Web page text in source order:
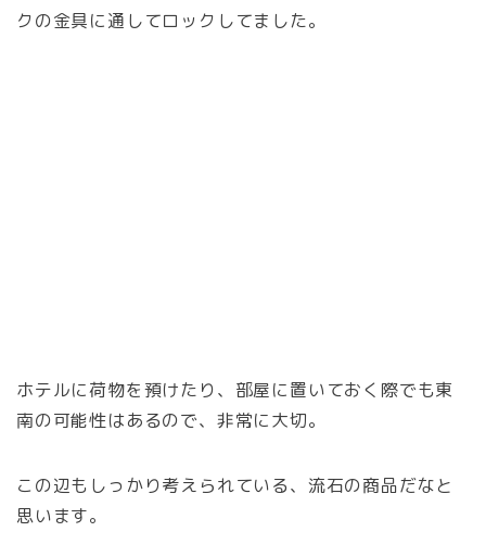
クの金具に通してロックしてました。
ホテルに荷物を預けたり、部屋に置いておく際でも東
南の可能性はあるので、非常に大切。
この辺もしっかり考えられている、流石の商品だなと
思います。